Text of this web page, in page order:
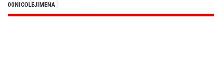
00NICOLEJIMENA |